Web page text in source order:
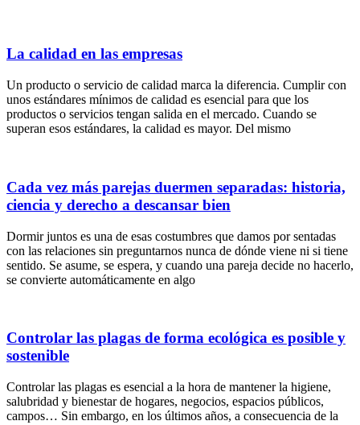
La calidad en las empresas
Un producto o servicio de calidad marca la diferencia. Cumplir con
unos estándares mínimos de calidad es esencial para que los
productos o servicios tengan salida en el mercado. Cuando se
superan esos estándares, la calidad es mayor. Del mismo
Cada vez más parejas duermen separadas: historia,
ciencia y derecho a descansar bien
Dormir juntos es una de esas costumbres que damos por sentadas
con las relaciones sin preguntarnos nunca de dónde viene ni si tiene
sentido. Se asume, se espera, y cuando una pareja decide no hacerlo,
se convierte automáticamente en algo
Controlar las plagas de forma ecológica es posible y
sostenible
Controlar las plagas es esencial a la hora de mantener la higiene,
salubridad y bienestar de hogares, negocios, espacios públicos,
campos… Sin embargo, en los últimos años, a consecuencia de la